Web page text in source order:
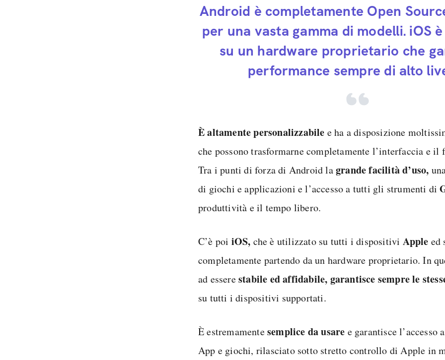
Android è completamente Open
per una vasta gamma di modelli. iOS
su un hardware proprietario che
performance sempre di alto
È altamente personalizzabile e ha a disposizione
che possono trasformarne completamente l’interfaccia e il
Tra i punti di forza di Android lagrande facilità d’uso,
di giochi e applicazioni e l’accesso a tutti gli strumenti di
produttività e il tempo libero.
C’è poi iOS, che è utilizzato su tutti i dispositivi Apple ed
completamente partendo da un hardware proprietario. In
ad esserestabile ed affidabile, garantisce sempre le
su tutti i dispositivi supportati.
È estremamentesemplice da usare e garantisce l’accesso
App e giochi, rilasciato sotto stretto controllo di Apple in